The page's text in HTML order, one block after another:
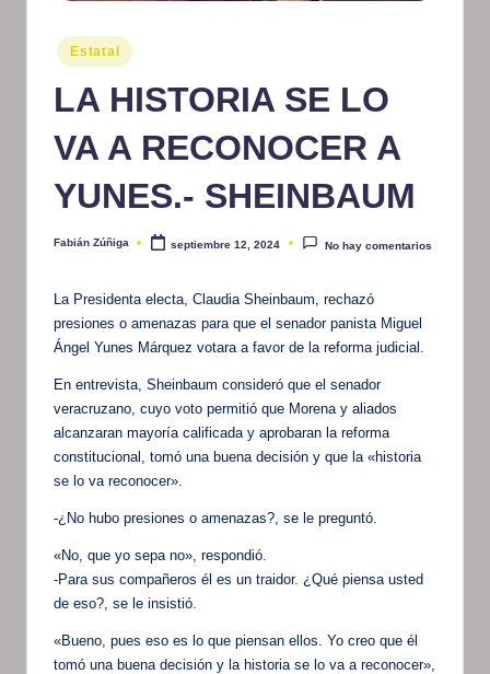
m
at
iv
o
Publicado
en
Estatal
LA HISTORIA SE LO
VA A RECONOCER A
YUNES.- SHEINBAUM
Publicado
Fabián Zúñiga septiembre 12, 2024 No hay comentarios
La Presidenta electa, Claudia Sheinbaum, rechazó
presiones o amenazas para que el senador panista Miguel
Ángel Yunes Márquez votara a favor de la reforma judicial.
En entrevista, Sheinbaum consideró que el senador
veracruzano, cuyo voto permitió que Morena y aliados
alcanzaran mayoría calificada y aprobaran la reforma
constitucional, tomó una buena decisión y que la «historia
se lo va reconocer».
-¿No hubo presiones o amenazas?, se le preguntó.
«No, que yo sepa no», respondió.
-Para sus compañeros él es un traidor. ¿Qué piensa usted
de eso?, se le insistió.
«Bueno, pues eso es lo que piensan ellos. Yo creo que él
tomó una buena decisión y la historia se lo va a reconocer»,